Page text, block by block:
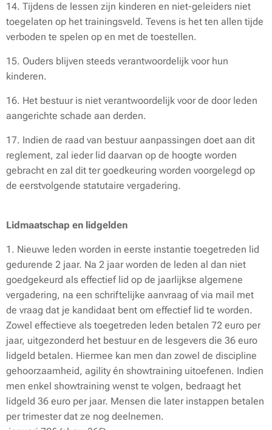
14. Tijdens de lessen zijn kinderen en niet-geleiders niet
toegelaten op het trainingsveld. Tevens is het ten allen tijde
verboden te spelen op en met de toestellen.
15. Ouders blijven steeds verantwoordelijk voor hun
kinderen.
16. Het bestuur is niet verantwoordelijk voor de door leden
aangerichte schade aan derden.
17. Indien de raad van bestuur aanpassingen doet aan dit
reglement, zal ieder lid daarvan op de hoogte worden
gebracht en zal dit ter goedkeuring worden voorgelegd op
de eerstvolgende statutaire vergadering.
Lidmaatschap en lidgelden
1. Nieuwe leden worden in eerste instantie toegetreden lid
gedurende 2 jaar. Na 2 jaar worden de leden al dan niet
goedgekeurd als effectief lid op de jaarlijkse algemene
vergadering, na een schriftelijke aanvraag of via mail met
de vraag dat je kandidaat bent om effectief lid te worden.
Zowel effectieve als toegetreden leden betalen 72 euro per
jaar, uitgezonderd het bestuur en de lesgevers die 36 euro
lidgeld betalen. Hiermee kan men dan zowel de discipline
gehoorzaamheid, agility én showtraining uitoefenen. Indien
men enkel showtraining wenst te volgen, bedraagt het
lidgeld 36 euro per jaar. Mensen die later instappen betalen
per trimester dat ze nog deelnemen.